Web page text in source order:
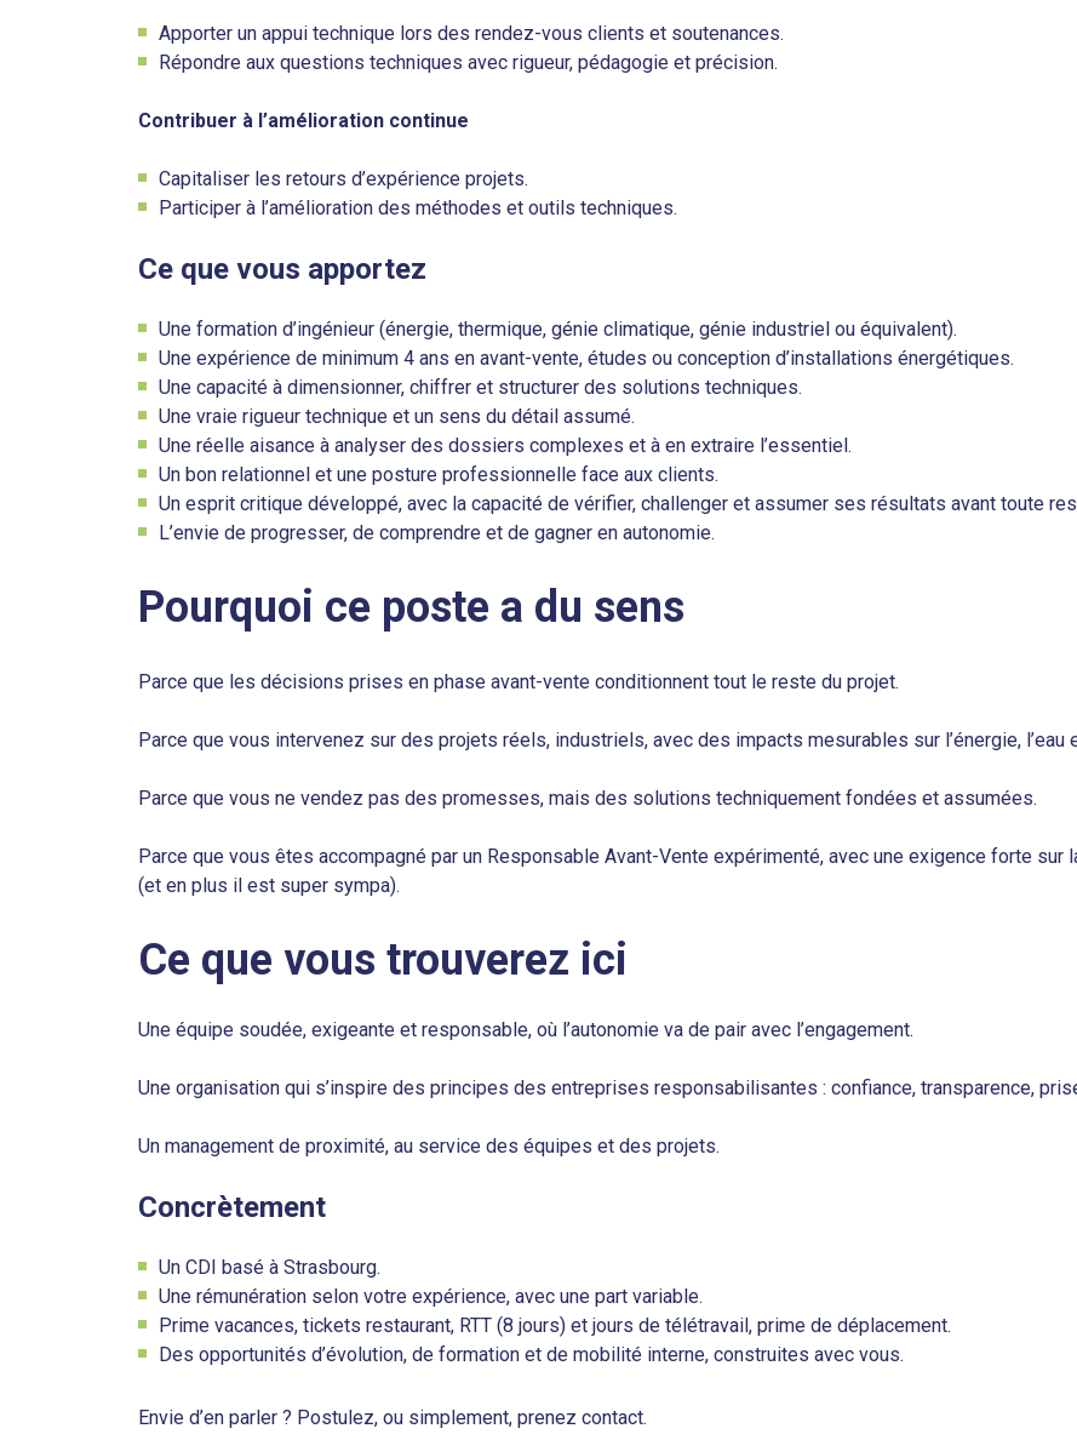
Apporter un appui technique lors des rendez-vous clients et soutenances.
Répondre aux questions techniques avec rigueur, pédagogie et précision.
Contribuer à l’amélioration continue
Capitaliser les retours d’expérience projets.
Participer à l’amélioration des méthodes et outils techniques.
Ce que vous apportez
Une formation d’ingénieur (énergie, thermique, génie climatique, génie industriel ou équivalent).
Une expérience de minimum 4 ans en avant-vente, études ou conception d’installations énergétiques.
Une capacité à dimensionner, chiffrer et structurer des solutions techniques.
Une vraie rigueur technique et un sens du détail assumé.
Une réelle aisance à analyser des dossiers complexes et à en extraire l’essentiel.
Un bon relationnel et une posture professionnelle face aux clients.
Un esprit critique développé, avec la capacité de vérifier, challenger et assumer ses résultats avant toute
L’envie de progresser, de comprendre et de gagner en autonomie.
Pourquoi ce poste a du sens
Parce que les décisions prises en phase avant-vente conditionnent tout le reste du projet.
Parce que vous intervenez sur des projets réels, industriels, avec des impacts mesurables sur l’énergie, l’eau
Parce que vous ne vendez pas des promesses, mais des solutions techniquement fondées et assumées.
Parce que vous êtes accompagné par un Responsable Avant-Vente expérimenté, avec une exigence forte
(et en plus il est super sympa).
Ce que vous trouverez ici
Une équipe soudée, exigeante et responsable, où l’autonomie va de pair avec l’engagement.
Une organisation qui s’inspire des principes des entreprises responsabilisantes : confiance, transparence,
Un management de proximité, au service des équipes et des projets.
Concrètement
Un CDI basé à Strasbourg.
Une rémunération selon votre expérience, avec une part variable.
Prime vacances, tickets restaurant, RTT (8 jours) et jours de télétravail, prime de déplacement.
Des opportunités d’évolution, de formation et de mobilité interne, construites avec vous.
Envie d’en parler ? Postulez, ou simplement, prenez contact.